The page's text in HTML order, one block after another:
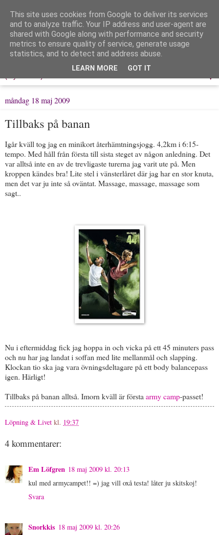
Löpning & Livet
Mitt liv, mina tankar & min träning
▼
måndag 18 maj 2009
Tillbaks på banan
Igår kväll tog jag en minikort återhämtningsjogg. 4,2km i 6:15-
tempo. Med håll från första till sista steget av någon anledning. Det
var alltså inte en av de trevligaste turerna jag varit ute på. Men
kroppen kändes bra! Lite stel i vänsterlåret där jag har en stor knuta,
men det var ju inte så oväntat. Massage, massage, massage som
sagt..
Nu i eftermiddag fick jag hoppa in och vicka på ett 45 minuters pass
och nu har jag landat i soffan med lite mellanmål och slapping.
Klockan tio ska jag vara övningsdeltagare på ett body balancepass
igen. Härligt!
Tillbaks på banan alltså. Imorn kväll är förstaarmy camp-passet!
Löpning & Livet kl. 19:37
4 kommentarer:
Em Löfgren 18 maj 2009 kl. 20:13
kul med armycampet!! =) jag vill oxå testa! låter ju skitskoj!
Svara
Snorkkis 18 maj 2009 kl. 20:26
This site uses cookies from Google to deliver its services
and to analyze traffic. Your IP address and user-agent are
shared with Google along with performance and security
metrics to ensure quality of service, generate usage
statistics, and to detect and address abuse.
LEARN MORE GOT IT